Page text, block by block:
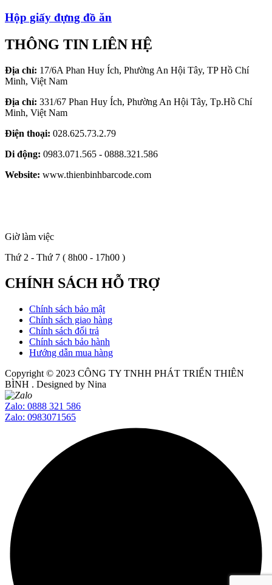
Hộp giấy đựng đồ ăn
THÔNG TIN LIÊN HỆ
Địa chỉ: 17/6A Phan Huy Ích, Phường An Hội Tây, TP Hồ Chí
Minh, Việt Nam
Địa chỉ: 331/67 Phan Huy Ích, Phường An Hội Tây, Tp.Hồ Chí
Minh, Việt Nam
Điện thoại: 028.625.73.2.79
Di động: 0983.071.565 - 0888.321.586
Website: www.thienbinhbarcode.com
Giờ làm việc
Thứ 2 - Thứ 7 ( 8h00 - 17h00 )
CHÍNH SÁCH HỖ TRỢ
Chính sách bảo mật
Chính sách giao hàng
Chính sách đổi trả
Chính sách bảo hành
Hướng dẫn mua hàng
Copyright © 2023 CÔNG TY TNHH PHÁT TRIỂN THIÊN
BÌNH . Designed by Nina
Zalo: 0888 321 586
Zalo: 0983071565